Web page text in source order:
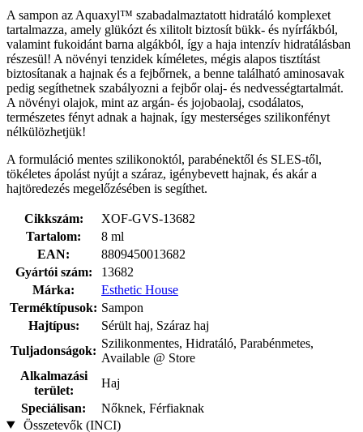
A sampon az Aquaxyl™ szabadalmaztatott hidratáló komplexet
tartalmazza, amely glükózt és xilitolt biztosít bükk- és nyírfákból,
valamint fukoidánt barna algákból, így a haja intenzív hidratálásban
részesül! A növényi tenzidek kíméletes, mégis alapos tisztítást
biztosítanak a hajnak és a fejbőrnek, a benne található aminosavak
pedig segíthetnek szabályozni a fejbőr olaj- és nedvességtartalmát.
A növényi olajok, mint az argán- és jojobaolaj, csodálatos,
természetes fényt adnak a hajnak, így mesterséges szilikonfényt
nélkülözhetjük!
A formuláció mentes szilikonoktól, parabénektől és SLES-től,
tökéletes ápolást nyújt a száraz, igénybevett hajnak, és akár a
hajtöredezés megelőzésében is segíthet.
Cikkszám:
XOF-GVS-13682
Tartalom:
8 ml
EAN:
8809450013682
Gyártói szám:
13682
Márka:
Esthetic House
Terméktípusok: Sampon
Hajtípus:
Sérült haj, Száraz haj
Tuljadonságok:
Szilikonmentes, Hidratáló, Parabénmetes,
Available @ Store
Alkalmazási
terület:
Haj
Speciálisan:
Nőknek, Férfiaknak
Összetevők (INCI)